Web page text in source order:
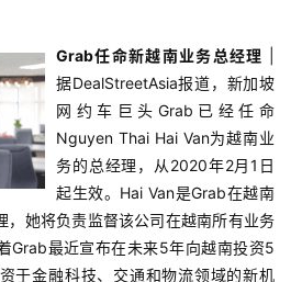
Grab任命新越南业务总经理
据DealStreetAsia报道，新加坡
网约车巨头Grab已经任命
Nguyen Thai Hai Van为越南业
务的总经理，从2020年2月1日
起生效。Hai Van是Grab在越南
，她将负责监督该公司在越南所有业务
Grab最近宣布在未来5年向越南投资5
于金融科技、交通和物流领域的新机